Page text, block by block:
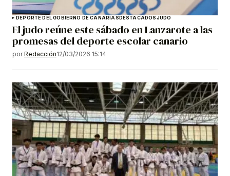
DEPORTE DEL GOBIERNO DE CANARIASDESTACADOSJUDO
El judo reúne este sábado en Lanzarote a las
promesas del deporte escolar canario
por Redacción12/03/2026 15:14